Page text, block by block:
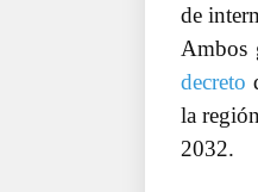
de
Ambos
decreto
la
2032.